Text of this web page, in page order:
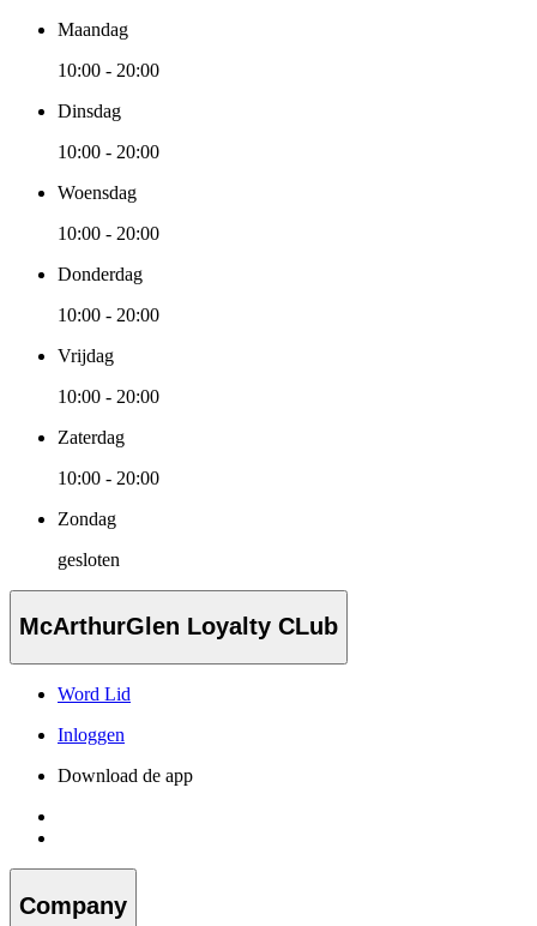
Maandag
10:00 - 20:00
Dinsdag
10:00 - 20:00
Woensdag
10:00 - 20:00
Donderdag
10:00 - 20:00
Vrijdag
10:00 - 20:00
Zaterdag
10:00 - 20:00
Zondag
gesloten
McArthurGlen Loyalty CLub
Word Lid
Inloggen
Download de app
Company